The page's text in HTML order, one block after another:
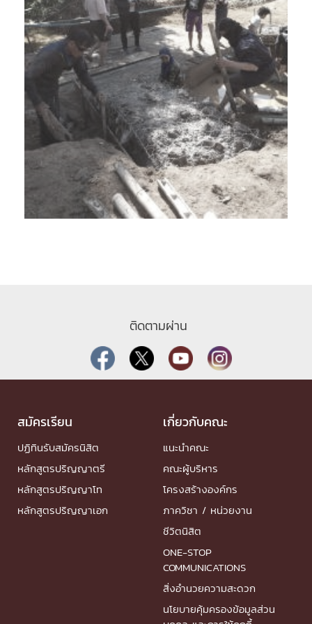
ติดตามผ่าน
สมัครเรียน
ปฏิทินรับสมัครนิสิต
หลักสูตรปริญญาตรี
หลักสูตรปริญญาโท
หลักสูตรปริญญาเอก
เกี่ยวกับคณะ
แนะนำคณะ
คณะผู้บริหาร
โครงสร้างองค์กร
ภาควิชา / หน่วยงาน
ชีวิตนิสิต
ONE-STOP
COMMUNICATIONS
สิ่งอำนวยความสะดวก
นโยบายคุ้มครองข้อมูลส่วน